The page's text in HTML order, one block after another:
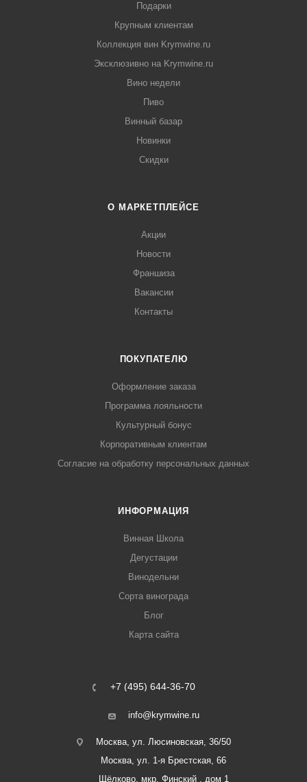
Подарки
Крупным клиентам
Коллекция вин Krymwine.ru
Эксклюзивно на Krymwine.ru
Вино недели
Пиво
Винный базар
Новинки
Скидки
О МАРКЕТПЛЕЙСЕ
Акции
Новости
Франшиза
Вакансии
Контакты
ПОКУПАТЕЛЮ
Оформление заказа
Программа лояльности
Культурный бонус
Корпоративным клиентам
Согласие на обработку персональных данных
ИНФОРМАЦИЯ
Винная Школа
Дегустации
Винодельни
Сорта винограда
Блог
Карта сайта
+7 (495) 644-36-70
info@krymwine.ru
Москва, ул. Люсиновская, 36/50
Москва, ул. 1-я Брестская, 66
Щёлково, мкр. Финский , дом 1